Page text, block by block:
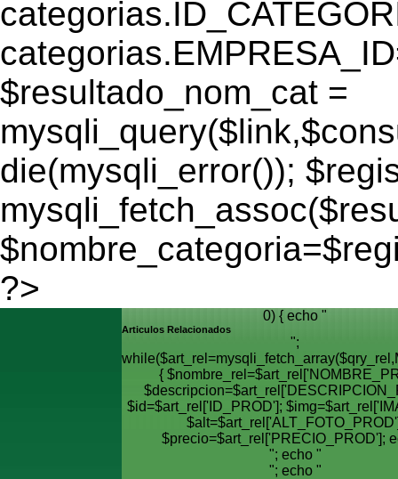
$resultado_nom_cat =
die(mysqli_error());
?>
0) { echo "
Articulos Relacionados
";
{
$id=$art_rel['ID_PROD'];
$precio=$art_rel['PRECIO_PROD'];
"; echo "
"; echo "